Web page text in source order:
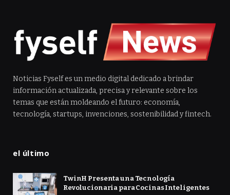
Noticias Fyself es un medio digital dedicado a brindar
información actualizada, precisa y relevante sobre los
temas que están moldeando el futuro: economía,
tecnología, startups, invenciones, sostenibilidad y fintech.
el último
TwinH Presenta una Tecnología
Revolucionaria para Cocinas Inteligentes